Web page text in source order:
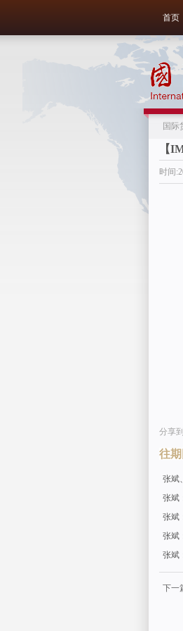
首页
国际
【
时间
分享
往
张斌
张斌
张斌
张斌
张斌
下一